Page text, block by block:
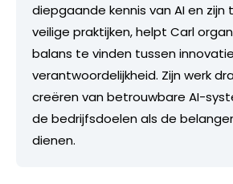
diepgaande kennis van AI en zijn
veilige praktijken, helpt Carl
balans te vinden tussen
verantwoordelijkheid. Zijn werk
creëren van betrouwbare AI-
de bedrijfsdoelen als de
dienen.